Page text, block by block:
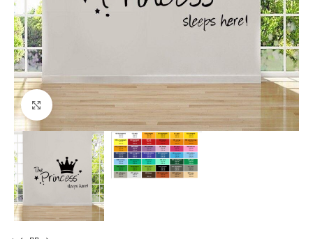
Klick zum Vergrößern